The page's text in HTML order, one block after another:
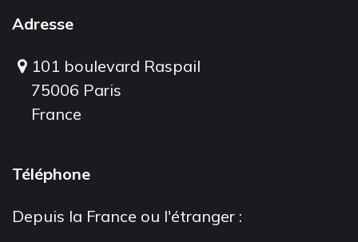
Adresse
101 boulevard Raspail
75006 Paris
France
Téléphone
Depuis la France ou l'étranger :